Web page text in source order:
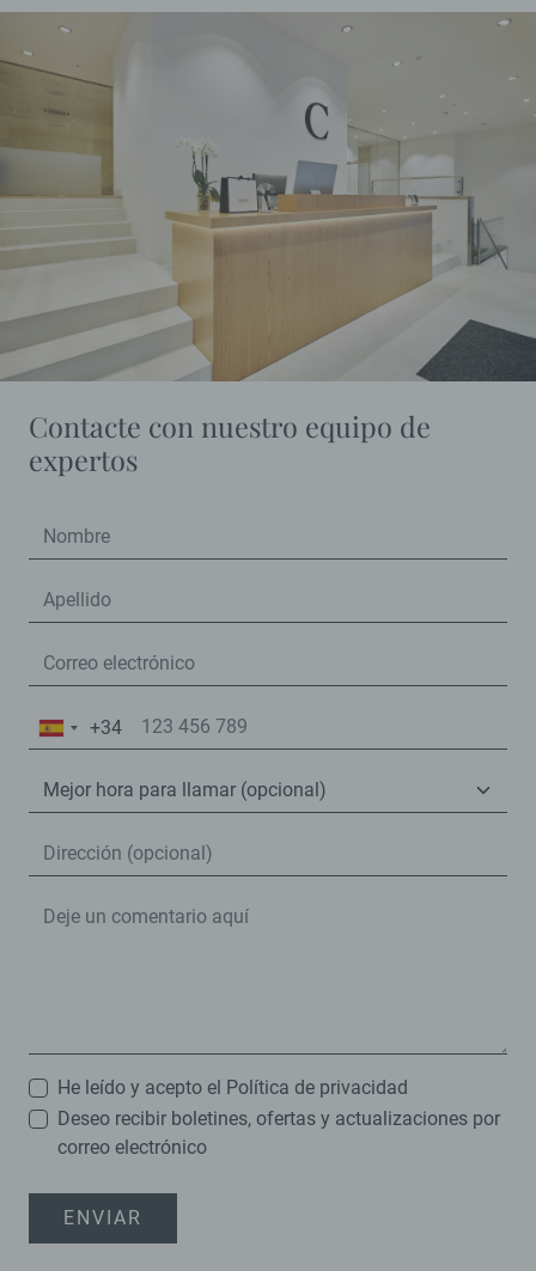
Contacte con nuestro equipo de
expertos
España
+34
He leído y acepto el Política de privacidad
Deseo recibir boletines, ofertas y actualizaciones por
correo electrónico
ENVIAR